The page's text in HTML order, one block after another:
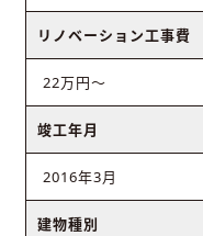
リノベーション工事費
22万円〜
竣工年月
2016年3月
建物種別